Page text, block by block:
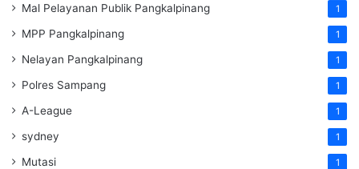
Mal Pelayanan Publik Pangkalpinang 1
MPP Pangkalpinang 1
Nelayan Pangkalpinang 1
Polres Sampang 1
A-League 1
sydney 1
Mutasi 1